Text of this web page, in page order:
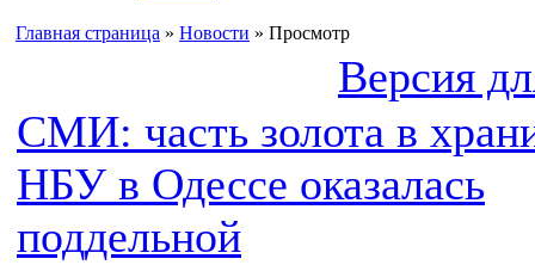
Главная страница » Новости » Просмотр
Версия
СМИ: часть золота в
НБУ в Одессе оказалась
поддельной